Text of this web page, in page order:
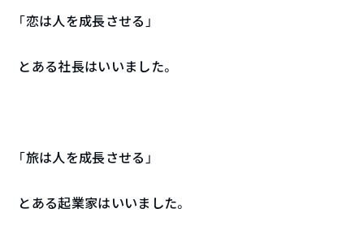
「恋は人を成長させる」
とある社長はいいました。
「旅は人を成長させる」
とある起業家はいいました。